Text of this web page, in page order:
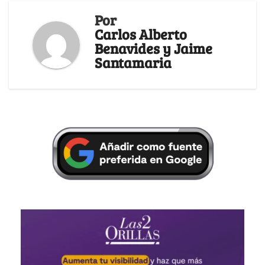
Por
Carlos Alberto
Benavides y Jaime
Santamaria